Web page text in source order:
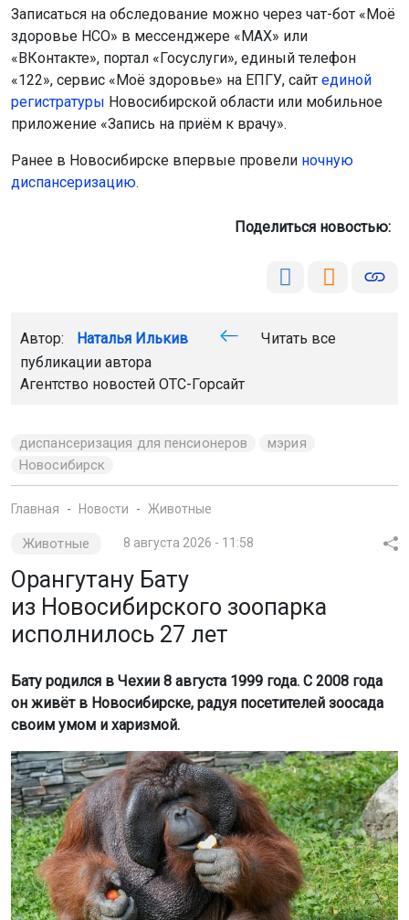
Записаться на обследование можно через чат-бот «Моё
здоровье НСО» в мессенджере «MAX» или
«ВКонтакте», портал «Госуслуги», единый телефон
«122», сервис «Моё здоровье» на ЕПГУ, сайт единой
регистратуры Новосибирской области или мобильное
приложение «Запись на приём к врачу».
Ранее в Новосибирске впервые провели ночную
диспансеризацию.
Поделиться новостью:
Автор: Наталья Илькив
Читать все
публикации автора
Агентство новостей ОТС-Горсайт
диспансеризация для пенсионеров
мэрия
Новосибирск
Главная Новости Животные
Животные 8 августа 2026 - 11:58
Орангутану Бату
из Новосибирского зоопарка
исполнилось 27 лет
Бату родился в Чехии 8 августа 1999 года. С 2008 года
он живёт в Новосибирске, радуя посетителей зоосада
своим умом и харизмой.